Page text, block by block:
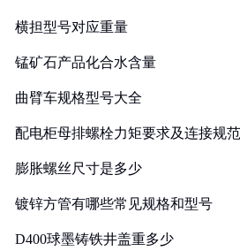
横担型号对应重量
锰矿石产品化合水含量
曲臂车规格型号大全
配电柜母排螺栓力矩要求及连接规
膨胀螺丝尺寸是多少
镀锌方管有哪些常见规格和型号
D400球墨铸铁井盖重多少